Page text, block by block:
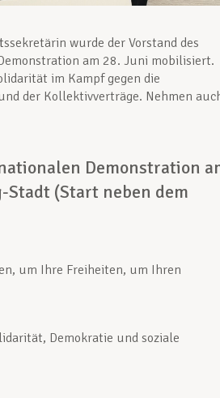
wurde der Vorstand des
am 28. Juni mobilisiert.
im Kampf gegen die
der Kollektivverträge. Nehmen
Demonstration
(Start neben dem
um Ihre Freiheiten, um Ihren
Demokratie und soziale